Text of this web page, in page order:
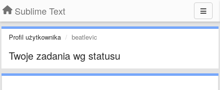
Sublime Text
Profil użytkownika beatlevic
Twoje zadania wg statusu